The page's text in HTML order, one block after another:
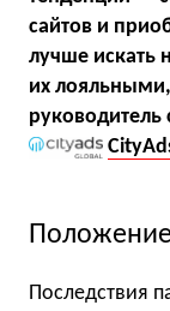
сайтов и
лучше искать
их
руководитель
Последствия